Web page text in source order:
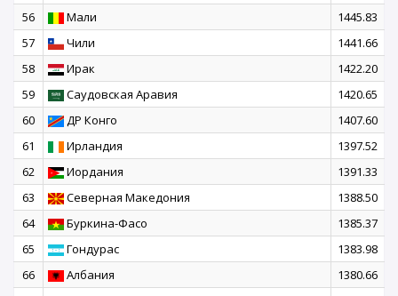
56
Мали
1445.83
57
Чили
1441.66
58
Ирак
1422.20
59
Саудовская Аравия
1420.65
60
ДР Конго
1407.60
61
Ирландия
1397.52
62
Иордания
1391.33
63
Северная Македония
1388.50
64
Буркина-Фасо
1385.37
65
Гондурас
1383.98
66
Албания
1380.66